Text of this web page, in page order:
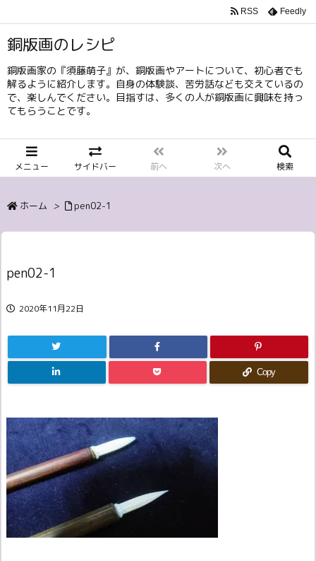
銅版画のレシピ
銅版画家の『須藤萌子』が、銅版画やアートについて、初心者でも
解るように紹介します。自身の体験談、苦労話なども交えているの
で、楽しんでください。目指すは、多くの人が銅版画に興味を持っ
てもらうことです。
メニュー サイドバー 前へ 次へ 検索
RSS Feedly
ホーム > pen02-1
pen02-1
2020年11月22日
Copy